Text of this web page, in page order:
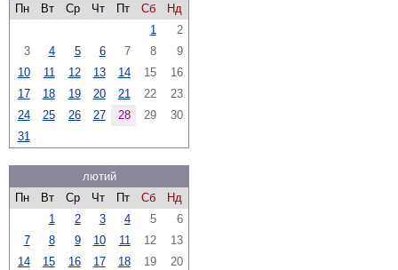
Пн
Вт Ср Чт Пт Сб
Нд
1
2
3
4 5 6 7 8
9
10
11 12 13 14 15
16
17
18 19 20 21 22
23
24
25 26 27 28 29
30
31
лютий
Пн
Вт Ср Чт Пт Сб
Нд
1
2 3 4 5
6
7
8 9 10 11 12
13
14
15 16 17 18 19
20